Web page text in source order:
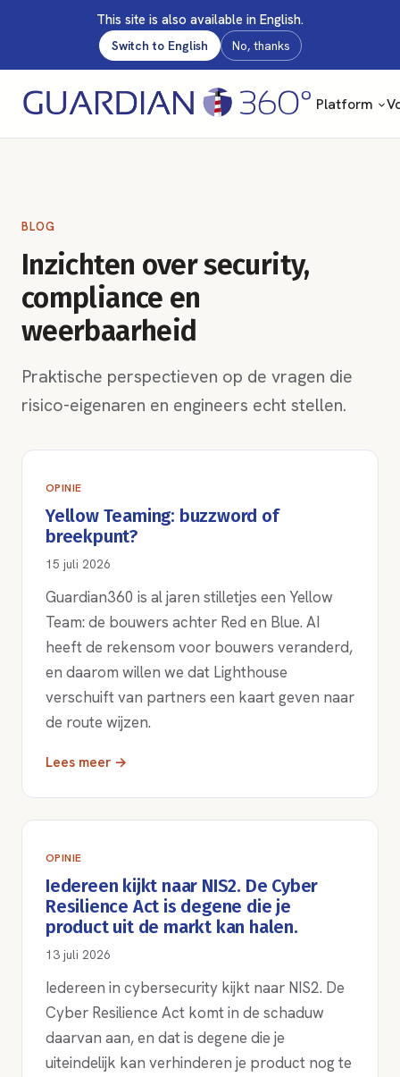
This site is also available in English.
Switch to English No, thanks
Platform
BLOG
Inzichten over security,
compliance en
weerbaarheid
Praktische perspectieven op de vragen die
risico-eigenaren en engineers echt stellen.
OPINIE
Yellow Teaming: buzzword of
breekpunt?
15 juli 2026
Guardian360 is al jaren stilletjes een Yellow
Team: de bouwers achter Red en Blue. AI
heeft de rekensom voor bouwers veranderd,
en daarom willen we dat Lighthouse
verschuift van partners een kaart geven naar
de route wijzen.
Lees meer →
OPINIE
Iedereen kijkt naar NIS2. De Cyber
Resilience Act is degene die je
product uit de markt kan halen.
13 juli 2026
Iedereen in cybersecurity kijkt naar NIS2. De
Cyber Resilience Act komt in de schaduw
daarvan aan, en dat is degene die je
uiteindelijk kan verhinderen je product nog te